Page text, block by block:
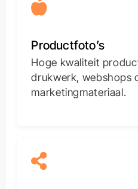
Productfoto’s
Hoge kwaliteit
drukwerk, webshops
marketingmateriaal.